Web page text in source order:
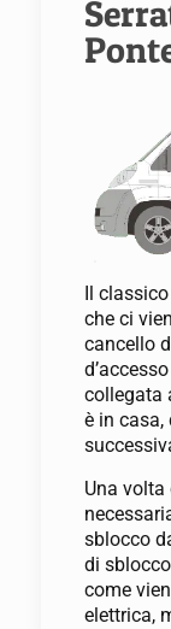
Il
che ci
cancello
collegata
è in casa,
Una volta
sblocco
di
come
elettrica,